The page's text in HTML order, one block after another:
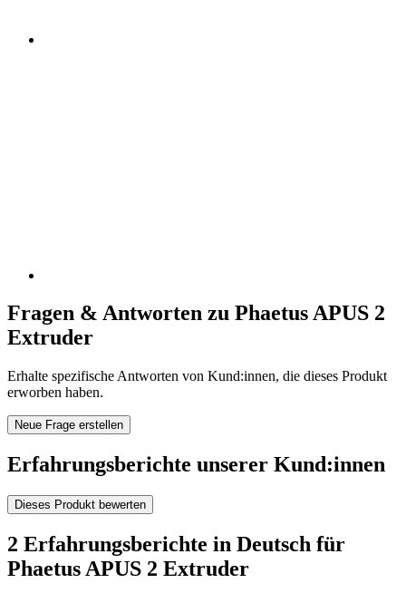
Fragen & Antworten zu Phaetus APUS 2
Extruder
Erhalte spezifische Antworten von Kund:innen, die dieses Produkt
erworben haben.
Neue Frage erstellen
Erfahrungsberichte unserer Kund:innen
Dieses Produkt bewerten
2 Erfahrungsberichte in Deutsch für
Phaetus APUS 2 Extruder